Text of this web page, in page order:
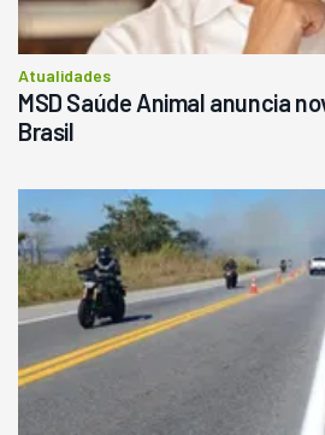
Atualidades
MSD Saúde Animal anuncia
Brasil